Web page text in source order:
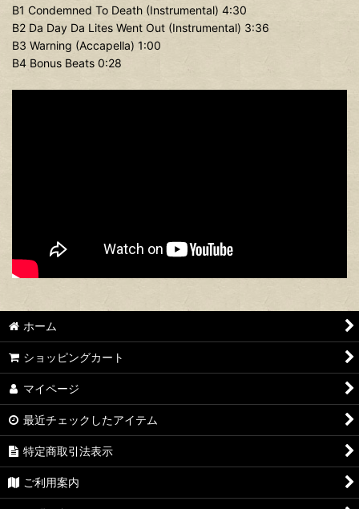
B1 Condemned To Death (Instrumental) 4:30
B2 Da Day Da Lites Went Out (Instrumental) 3:36
B3 Warning (Accapella) 1:00
B4 Bonus Beats 0:28
ホーム
ショッピングカート
マイページ
最近チェックしたアイテム
特定商取引法表示
ご利用案内